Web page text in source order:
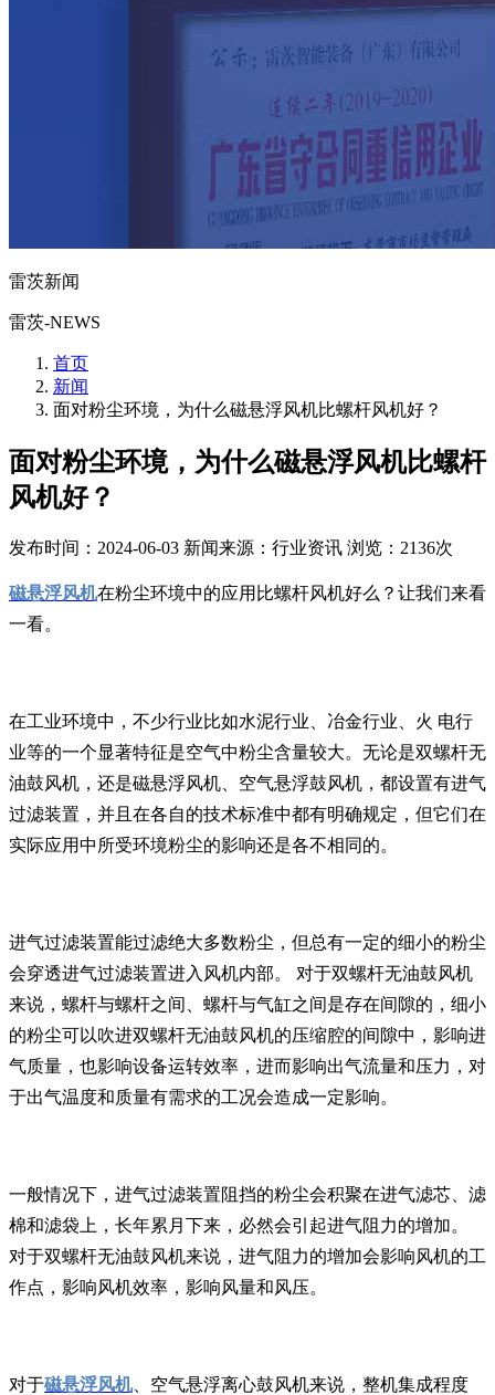
雷茨新闻
雷茨-NEWS
首页
新闻
面对粉尘环境，为什么磁悬浮风机比螺杆风机好？
面对粉尘环境，为什么磁悬浮风机比螺杆
风机好？
发布时间：2024-06-03 新闻来源：行业资讯 浏览：2136次
磁悬浮风机在粉尘环境中的应用比螺杆风机好么？让我们来看
一看。
在工业环境中，不少行业比如水泥行业、冶金行业、火 电行
业等的一个显著特征是空气中粉尘含量较大。无论是双螺杆无
油鼓风机，还是磁悬浮风机、空气悬浮鼓风机，都设置有进气
过滤装置，并且在各自的技术标准中都有明确规定，但它们在
实际应用中所受环境粉尘的影响还是各不相同的。
进气过滤装置能过滤绝大多数粉尘，但总有一定的细小的粉尘
会穿透进气过滤装置进入风机内部。 对于双螺杆无油鼓风机
来说，螺杆与螺杆之间、螺杆与气缸之间是存在间隙的，细小
的粉尘可以吹进双螺杆无油鼓风机的压缩腔的间隙中，影响进
气质量，也影响设备运转效率，进而影响出气流量和压力，对
于出气温度和质量有需求的工况会造成一定影响。
一般情况下，进气过滤装置阻挡的粉尘会积聚在进气滤芯、滤
棉和滤袋上，长年累月下来，必然会引起进气阻力的增加。
对于双螺杆无油鼓风机来说，进气阻力的增加会影响风机的工
作点，影响风机效率，影响风量和风压。
对于磁悬浮风机、空气悬浮离心鼓风机来说，整机集成程度